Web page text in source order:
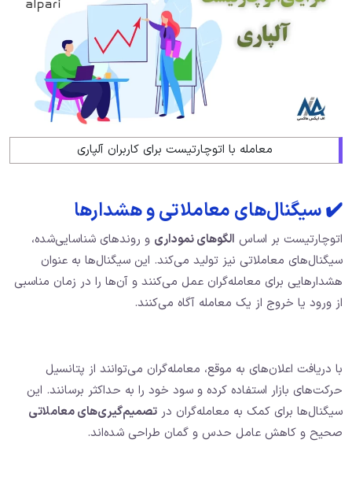
معامله با اتوچارتیست برای کاربران آلپاری
✔️ سیگنال‌های معاملاتی و هشدارها
اتوچارتیست بر اساس الگوهای نموداری و روندهای شناسایی‌شده،
سیگنال‌های معاملاتی نیز تولید می‌کند. این سیگنال‌ها به عنوان
هشدارهایی برای معامله‌گران عمل می‌کنند و آن‌ها را در زمان مناسبی
از ورود یا خروج از یک معامله آگاه می‌کنند.
با دریافت اعلان‌های به موقع، معامله‌گران می‌توانند از پتانسیل
حرکت‌های بازار استفاده کرده و سود خود را به حداکثر برسانند. این
سیگنال‌ها برای کمک به معامله‌گران در تصمیم‌گیری‌های معاملاتی
صحیح و کاهش عامل حدس و گمان طراحی شده‌اند.